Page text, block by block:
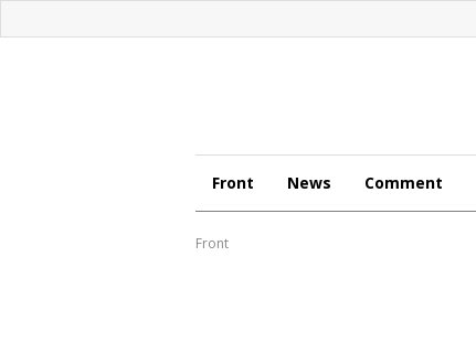
Front News Comment
Front